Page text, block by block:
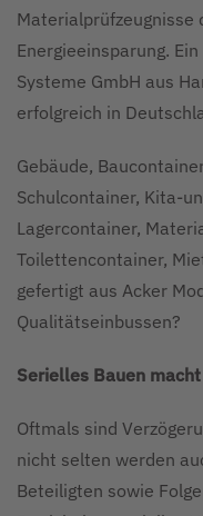
Materialprüfzeugnisse
Energieeinsparung.
Systeme GmbH aus
erfolgreich in
Gebäude,
Schulcontainer, Kita-
Lagercontainer,
Toilettencontainer,
gefertigt aus Acker
Qualitätseinbussen?
Serielles Bauen
Oftmals sind
nicht selten werden
Beteiligten sowie